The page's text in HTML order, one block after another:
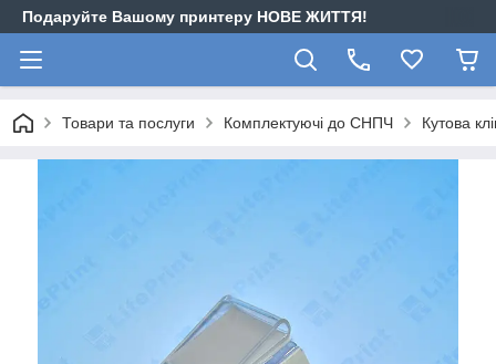
Подаруйте Вашому принтеру НОВЕ ЖИТТЯ!
Товари та послуги Комплектуючі до СНПЧ Кутова